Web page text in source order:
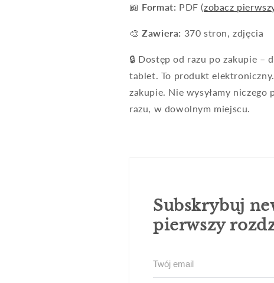
📖 Format: PDF (zobacz
🎨Zawiera: 370 stron, zdjęcia
🔒 Dostęp od razu po zakupie
tablet. To produkt
zakupie. Nie wysyłamy niczego
razu, w dowolnym miejscu.
Subskrybuj
pierwszy